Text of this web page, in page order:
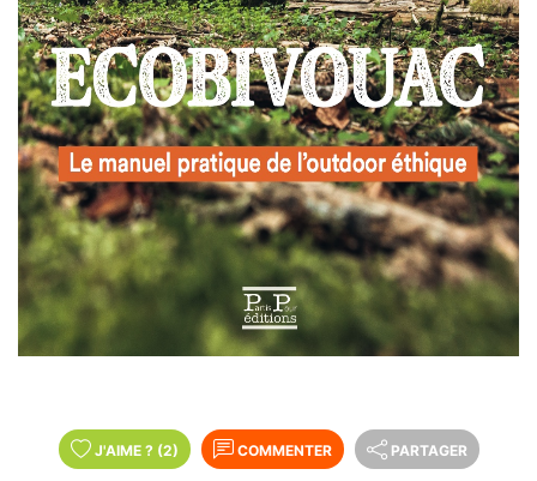
J'AIME ? (2) COMMENTER PARTAGER